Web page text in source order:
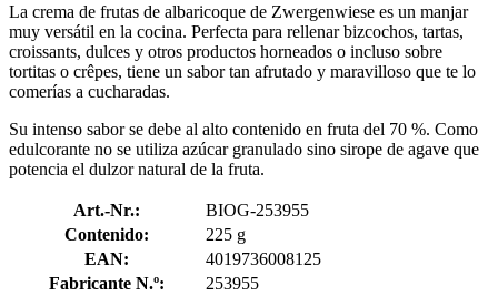
La crema de frutas de albaricoque de Zwergenwiese es un manjar
muy versátil en la cocina. Perfecta para rellenar bizcochos, tartas,
croissants, dulces y otros productos horneados o incluso sobre
tortitas o crêpes, tiene un sabor tan afrutado y maravilloso que te lo
comerías a cucharadas.
Su intenso sabor se debe al alto contenido en fruta del 70 %. Como
edulcorante no se utiliza azúcar granulado sino sirope de agave que
potencia el dulzor natural de la fruta.
Art.-Nr.:
BIOG-253955
Contenido:
225 g
EAN:
4019736008125
Fabricante N.º:
253955